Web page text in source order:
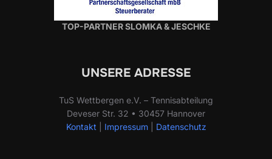
TOP-PARTNER SLOMKA & JESCHKE
UNSERE ADRESSE
TuS Wettbergen e.V. – Tennisabteilung
Deveser Str. 32 • 30457 Hannover
Kontakt
Impressum| Datenschutz